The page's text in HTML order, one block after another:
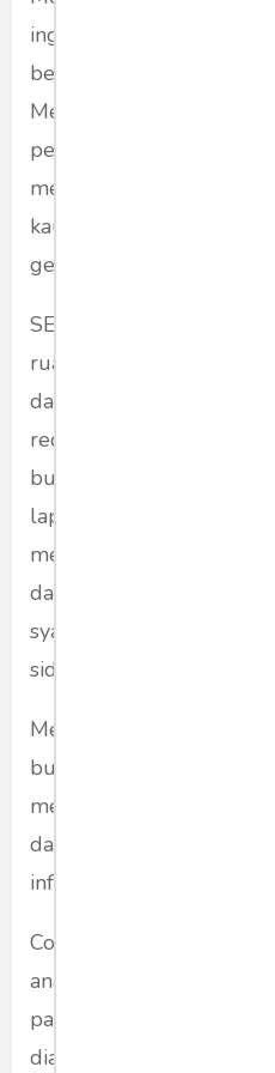
ingin damai, waras dan
benar - adil - benar,
Melainkan berpihak
pendukung partai kalah
menerima kekalahan,
kaum pecatan. Berpihak
gemar konflik dan
SEBAGAI awak media -
ruang redaksi - saya
dalam jurnalistik dan
redaktur media di balik
budget berita - hingga
lapangan: Mereka biasa
menyimpulkan berita
dan mengkonfirmasi
syarat konfirmasi -
side’ dan basa basi - ala
Mereka bias - tidak
buruk sangka - dan suka
mengambil kesimpulan
dan acara - bahkan
informasi lengkap. Tidak
Contoh : jika negara
anak, tapi 5 penerima
pauknya, maka fokus
diarahkan pada kasus